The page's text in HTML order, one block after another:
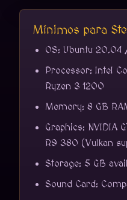
Mínimos para
OS: Ubuntu 20.04
Processor: Intel
Ryzen 3 1200
Memory: 8 GB
Graphics: NVIDIA
R9 380 (Vulkan
Storage: 5 GB
Sound Card: